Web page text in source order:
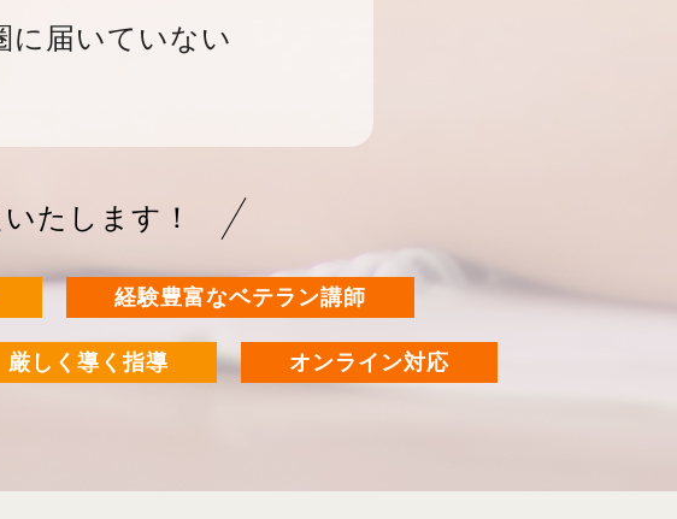
に届いていない
たします！
経験豊富なベテラン講師
厳しく導く指導 オンライン対応